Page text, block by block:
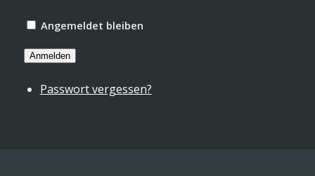
Angemeldet bleiben
Anmelden
Passwort vergessen?